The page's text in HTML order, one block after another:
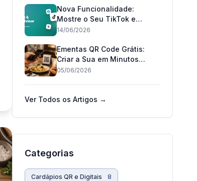
Nova Funcionalidade:
Mostre o Seu TikTok e
TripAdvisor no Seu
14/06/2026
Ementas QR Code Grátis:
Criar a Sua em Minutos
(2026)
05/06/2026
Ver Todos os Artigos →
Categorias
Cardápios QR e Digitais 8